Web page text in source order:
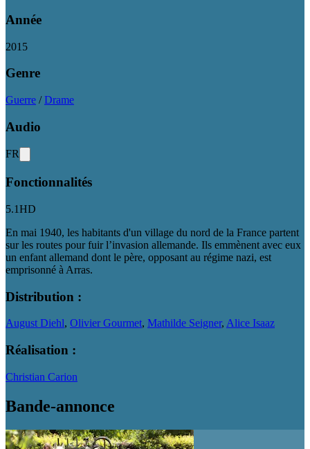
Année
2015
Genre
Guerre /Drame
Audio
FR
Fonctionnalités
5.1HD
En mai 1940, les habitants d'un village du nord de la France partent
sur les routes pour fuir l’invasion allemande. Ils emmènent avec eux
un enfant allemand dont le père, opposant au régime nazi, est
emprisonné à Arras.
Distribution :
August Diehl, Olivier Gourmet, Mathilde Seigner, Alice Isaaz
Réalisation :
Christian Carion
Bande-annonce